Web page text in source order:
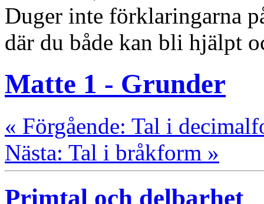
Duger inte förklaringarna
där du både kan bli hjälpt
Matte 1 - Grunder
« Förgående: Tal i
Nästa: Tal i bråkform »
Primtal och delbarhet